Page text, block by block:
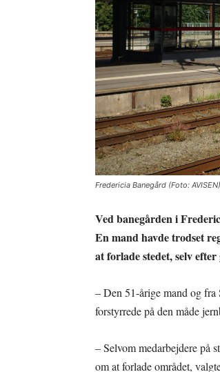
Fredericia Banegård (Foto: AVISEN)
Ved banegården i
En mand havde trodset
at forlade stedet, selv
– Den 51-årige mand og fra
forstyrrede på den måde
– Selvom medarbejdere på
om at forlade området,